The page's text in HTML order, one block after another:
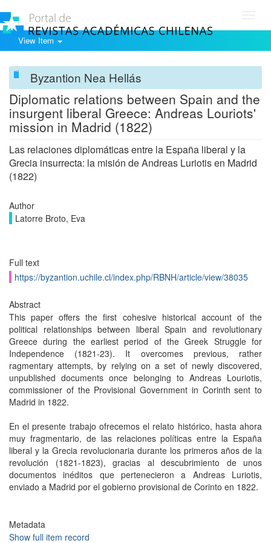
View Item
Byzantion Nea Hellás
Diplomatic relations between Spain and the
insurgent liberal Greece: Andreas Louriots'
mission in Madrid (1822)
Las relaciones diplomáticas entre la España liberal y la
Grecia insurrecta: la misión de Andreas Luriotis en Madrid
(1822)
Author
Latorre Broto, Eva
Full text
https://byzantion.uchile.cl/index.php/RBNH/article/view/38035
Abstract
This paper offers the first cohesive historical account of the
political relationships between liberal Spain and revolutionary
Greece during the earliest period of the Greek Struggle for
Independence (1821-23). It overcomes previous, rather
ragmentary attempts, by relying on a set of newly discovered,
unpublished documents once belonging to Andreas Louriotis,
commissioner of the Provisional Government in Corinth sent to
Madrid in 1822.
En el presente trabajo ofrecemos el relato histórico, hasta ahora
muy fragmentario, de las relaciones políticas entre la España
liberal y la Grecia revolucionaria durante los primeros años de la
revolución (1821-1823), gracias al descubrimiento de unos
documentos inéditos que pertenecieron a Andreas Luriotis,
enviado a Madrid por el gobierno provisional de Corinto en 1822.
Metadata
Show full item record